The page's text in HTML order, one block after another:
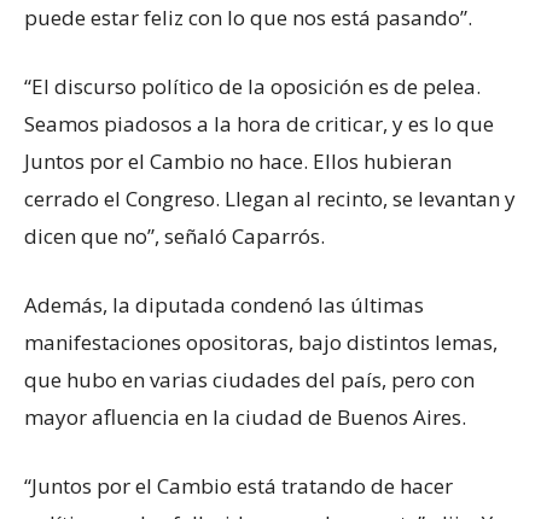
puede estar feliz con lo que nos está pasando”.
“El discurso político de la oposición es de pelea.
Seamos piadosos a la hora de criticar, y es lo que
Juntos por el Cambio no hace. Ellos hubieran
cerrado el Congreso. Llegan al recinto, se levantan y
dicen que no”, señaló Caparrós.
Además, la diputada condenó las últimas
manifestaciones opositoras, bajo distintos lemas,
que hubo en varias ciudades del país, pero con
mayor afluencia en la ciudad de Buenos Aires.
“Juntos por el Cambio está tratando de hacer